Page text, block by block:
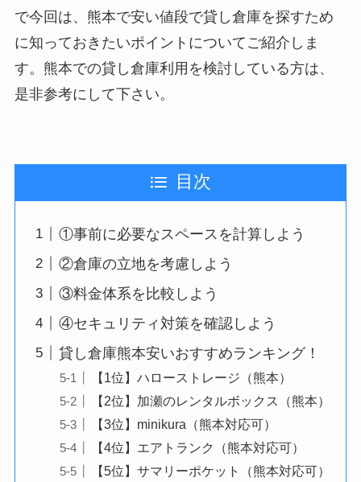
で今回は、熊本で安い値段で貸し倉庫を探すため
に知っておきたいポイントについてご紹介しま
す。熊本での貸し倉庫利用を検討している方は、
是非参考にして下さい。
目次
①事前に必要なスペースを計算しよう
②倉庫の立地を考慮しよう
③料金体系を比較しよう
④セキュリティ対策を確認しよう
貸し倉庫熊本安いおすすめランキング！
【1位】ハローストレージ（熊本）
【2位】加瀬のレンタルボックス（熊本）
【3位】minikura（熊本対応可）
【4位】エアトランク（熊本対応可）
【5位】サマリーポケット（熊本対応可）